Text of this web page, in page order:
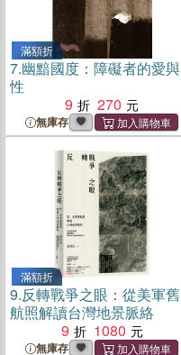
滿額折
7.幽黯國度：障礙者的愛與
性
9
270
無庫存
滿額折
9.反轉戰爭之眼：從美軍舊
航照解讀台灣地景脈絡
9
1080
無庫存